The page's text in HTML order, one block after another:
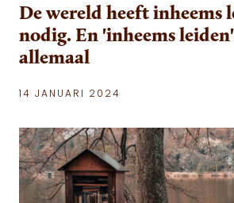
De wereld heeft inheems
nodig. En 'inheems
allemaal
14 JANUARI 2024